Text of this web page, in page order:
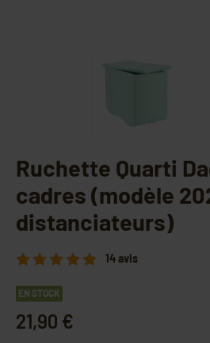
Ruchette Quarti
cadres (modèle
distanciateurs)
14 avis
EN STOCK
21,90 €